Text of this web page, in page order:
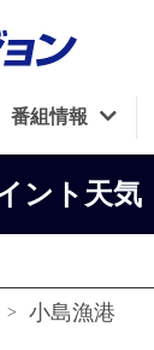
番組情報
ント天気
小島漁港